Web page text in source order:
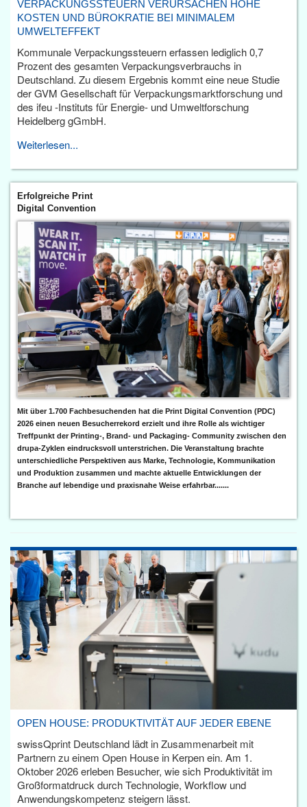
VERPACKUNGSSTEUERN VERURSACHEN HOHE
KOSTEN UND BÜROKRATIE BEI MINIMALEM
UMWELTEFFEKT
Kommunale Verpackungssteuern erfassen lediglich 0,7
Prozent des gesamten Verpackungsverbrauchs in
Deutschland. Zu diesem Ergebnis kommt eine neue Studie
der GVM Gesellschaft für Verpackungsmarktforschung und
des ifeu -Instituts für Energie- und Umweltforschung
Heidelberg gGmbH.
Weiterlesen...
Erfolgreiche Print
Digital Convention
Mit über 1.700 Fachbesuchenden hat die Print Digital Convention (PDC)
2026 einen neuen Besucherrekord erzielt und ihre Rolle als wichtiger
Treffpunkt der Printing-, Brand- und Packaging- Community zwischen den
drupa-Zyklen eindrucksvoll unterstrichen. Die Veranstaltung brachte
unterschiedliche Perspektiven aus Marke, Technologie, Kommunikation
und Produktion zusammen und machte aktuelle Entwicklungen der
Branche auf lebendige und praxisnahe Weise erfahrbar.......
OPEN HOUSE: PRODUKTIVITÄT AUF JEDER EBENE
swissQprint Deutschland lädt in Zusammenarbeit mit
Partnern zu einem Open House in Kerpen ein. Am 1.
Oktober 2026 erleben Besucher, wie sich Produktivität im
Großformatdruck durch Technologie, Workflow und
Anwendungskompetenz steigern lässt.